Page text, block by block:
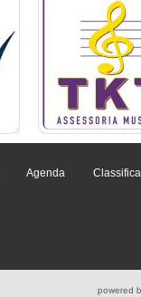
Agenda